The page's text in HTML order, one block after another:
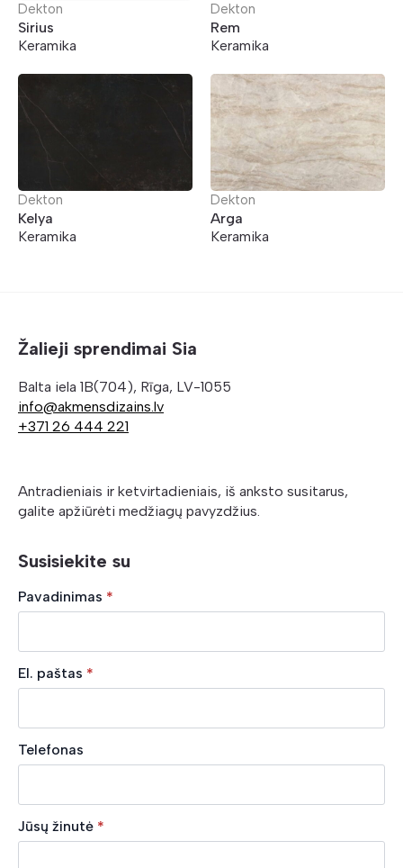
Dekton
Sirius
Keramika
Dekton
Rem
Keramika
Dekton
Kelya
Keramika
Dekton
Arga
Keramika
Žalieji sprendimai Sia
Balta iela 1B(704), Rīga, LV-1055
info@akmensdizains.lv
+371 26 444 221
Antradieniais ir ketvirtadieniais, iš anksto susitarus,
galite apžiūrėti medžiagų pavyzdžius.
Susisiekite su
Pavadinimas *
El. paštas *
Telefonas
Jūsų žinutė *